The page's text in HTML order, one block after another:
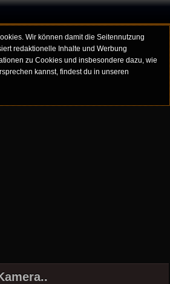
Wir können damit die Seitennutzung
redaktionelle Inhalte und Werbung
zu Cookies und insbesondere dazu, wie
kannst, findest du in unseren